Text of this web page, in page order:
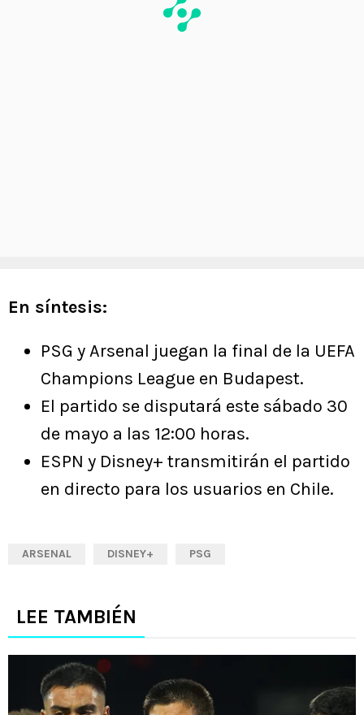
En síntesis:
PSG y Arsenal juegan la final de la UEFA
Champions League en Budapest.
El partido se disputará este sábado 30
de mayo a las 12:00 horas.
ESPN y Disney+ transmitirán el partido
en directo para los usuarios en Chile.
ARSENAL DISNEY+ PSG
LEE TAMBIÉN